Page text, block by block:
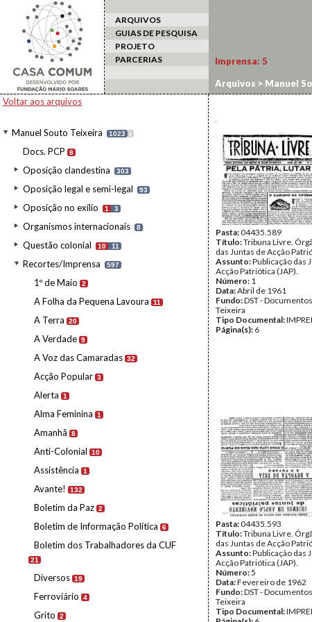
ARQUIVOS
GUIAS DE PESQUISA
PROJETO
PARCERIAS
Voltar aos arquivos
Manuel Souto Teixeira 1023 I
Docs. PCP 8
Oposição clandestina 303
Oposição legal e semi-legal 93
Oposição no exílio 1 3
Organismos internacionais 8
Questão colonial 10 11
Recortes/Imprensa 597
1º de Maio 2
A Folha da Pequena Lavoura 11
A Terra 20
A Verdade 9
A Voz das Camaradas 32
Acção Popular 3
Alerta 1
Alma Feminina 1
Amanhã 8
Anti-Colonial 10
Assistência 1
Avante! 132
Boletim da Paz 2
Boletim de Informação Política 6
Boletim dos Trabalhadores da CUF
21
Diversos 19
Ferroviário 4
Grito 2
Imprensa: 5
Arquivos > Manuel
Pasta:04435.589
Título:Tribuna Livre.
das Juntas de Acção
Assunto:Publicação das
Acção Patriótica (JAP).
Número: 1
Data:Abril de 1961
Fundo:DST -
Teixeira
Tipo Documental:
Página(s): 6
Pasta:04435.593
Título:Tribuna Livre.
das Juntas de Acção
Assunto:Publicação das
Acção Patriótica (JAP).
Número:5
Data:Fevereiro de 1962
Fundo:DST -
Teixeira
Tipo Documental: